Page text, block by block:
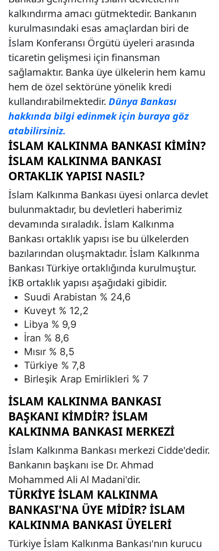
kalkındırma amacı gütmektedir. Bankanın
kurulmasındaki esas amaçlardan biri de
İslam Konferansı Örgütü üyeleri arasında
ticaretin gelişmesi için finansman
sağlamaktır. Banka üye ülkelerin hem kamu
hem de özel sektörüne yönelik kredi
kullandırabilmektedir. Dünya Bankası
hakkında bilgi edinmek için buraya göz
atabilirsiniz.
İSLAM KALKINMA BANKASI KIMIN?
İSLAM KALKINMA BANKASI
ORTAKLIK YAPISI NASIL?
İslam Kalkınma Bankası üyesi onlarca devlet
bulunmaktadır, bu devletleri haberimiz
devamında sıraladık. İslam Kalkınma
Bankası ortaklık yapısı ise bu ülkelerden
bazılarından oluşmaktadır. İslam Kalkınma
Bankası Türkiye ortaklığında kurulmuştur.
İKB ortaklık yapısı aşağıdaki gibidir.
Suudi Arabistan % 24,6
Kuveyt % 12,2
Libya % 9,9
İran % 8,6
Mısır % 8,5
Türkiye % 7,8
Birleşik Arap Emirlikleri % 7
İSLAM KALKINMA BANKASI
BAŞKANI KIMDIR? İSLAM
KALKINMA BANKASI MERKEZI
İslam Kalkınma Bankası merkezi Cidde'dedir.
Bankanın başkanı ise Dr. Ahmad
Mohammed Ali Al Madani'dir.
TÜRKIYE İSLAM KALKINMA
BANKASI'NA ÜYE MIDIR? İSLAM
KALKINMA BANKASI ÜYELERI
Türkiye İslam Kalkınma Bankası'nın kurucu